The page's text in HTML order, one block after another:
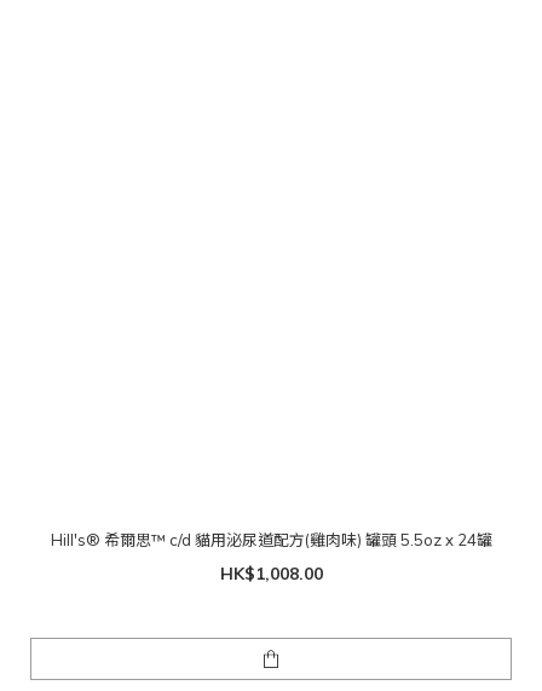
Hill's® 希爾思™ c/d 貓用泌尿道配方(雞肉味) 罐頭 5.5oz x 24罐
HK$1,008.00